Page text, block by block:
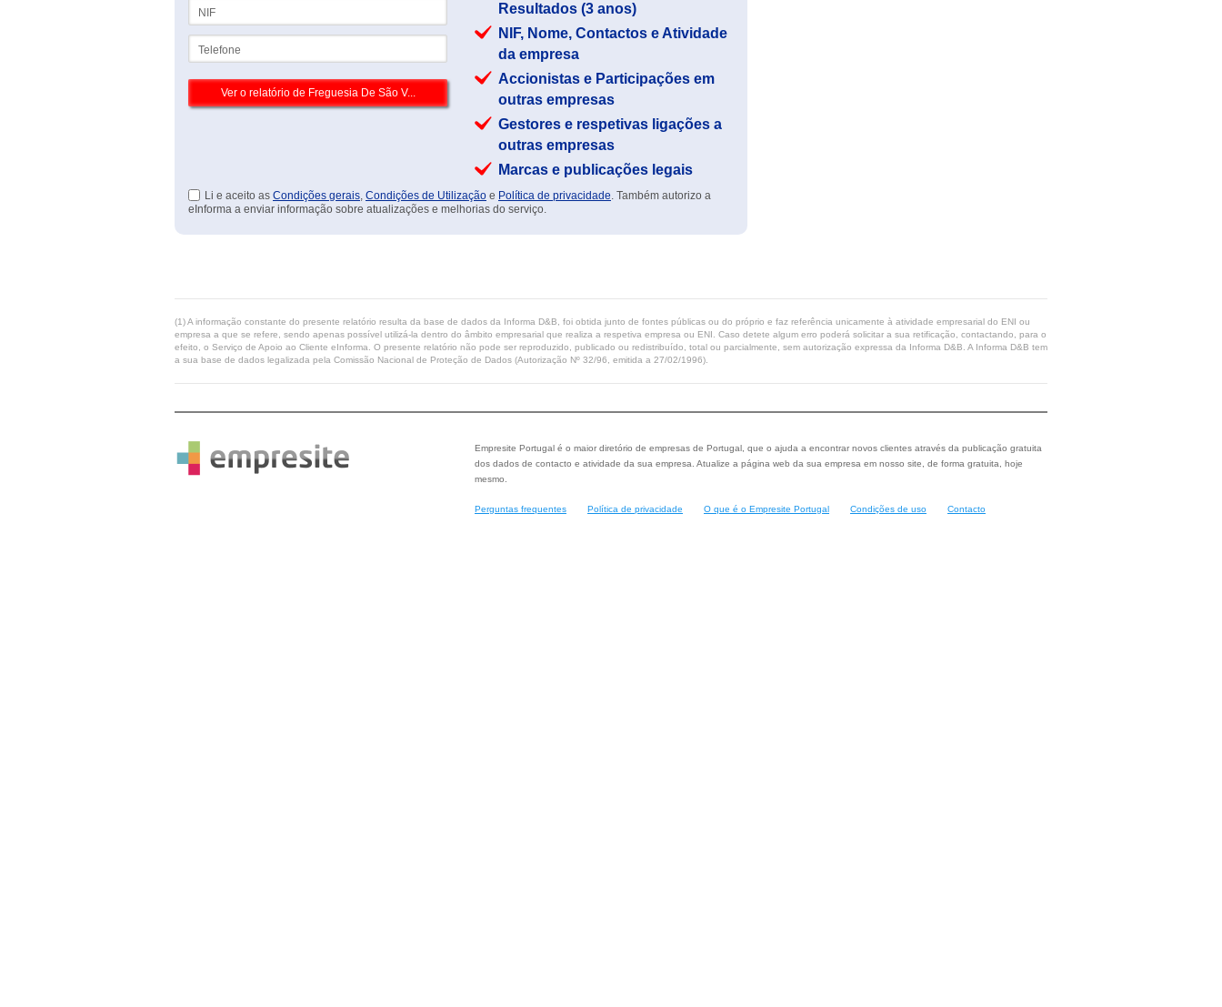
Resultados (3 anos)
NIF, Nome, Contactos e Atividade
da empresa
Accionistas e Participações em
outras empresas
Gestores e respetivas ligações a
outras empresas
Marcas e publicações legais
Li e aceito as Condições gerais, Condições de Utilização e Política de privacidade. Também autorizo a
eInforma a enviar informação sobre atualizações e melhorias do serviço.
(1) A informação constante do presente relatório resulta da base de dados da Informa D&B, foi obtida junto de fontes públicas ou do próprio e faz referência unicamente à atividade empresarial do ENI ou
empresa a que se refere, sendo apenas possível utilizá-la dentro do âmbito empresarial que realiza a respetiva empresa ou ENI. Caso detete algum erro poderá solicitar a sua retificação, contactando, para o
efeito, o Serviço de Apoio ao Cliente eInforma. O presente relatório não pode ser reproduzido, publicado ou redistribuído, total ou parcialmente, sem autorização expressa da Informa D&B. A Informa D&B tem
a sua base de dados legalizada pela Comissão Nacional de Proteção de Dados (Autorização Nº 32/96, emitida a 27/02/1996).
Empresite Portugal é o maior diretório de empresas de Portugal, que o ajuda a encontrar novos clientes através da publicação gratuita
dos dados de contacto e atividade da sua empresa. Atualize a página web da sua empresa em nosso site, de forma gratuita, hoje
mesmo.
Perguntas frequentes Política de privacidade O que é o Empresite Portugal Condições de uso Contacto